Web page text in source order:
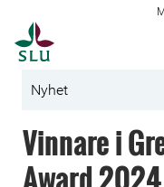
Nyhet
Vinnare i
Award